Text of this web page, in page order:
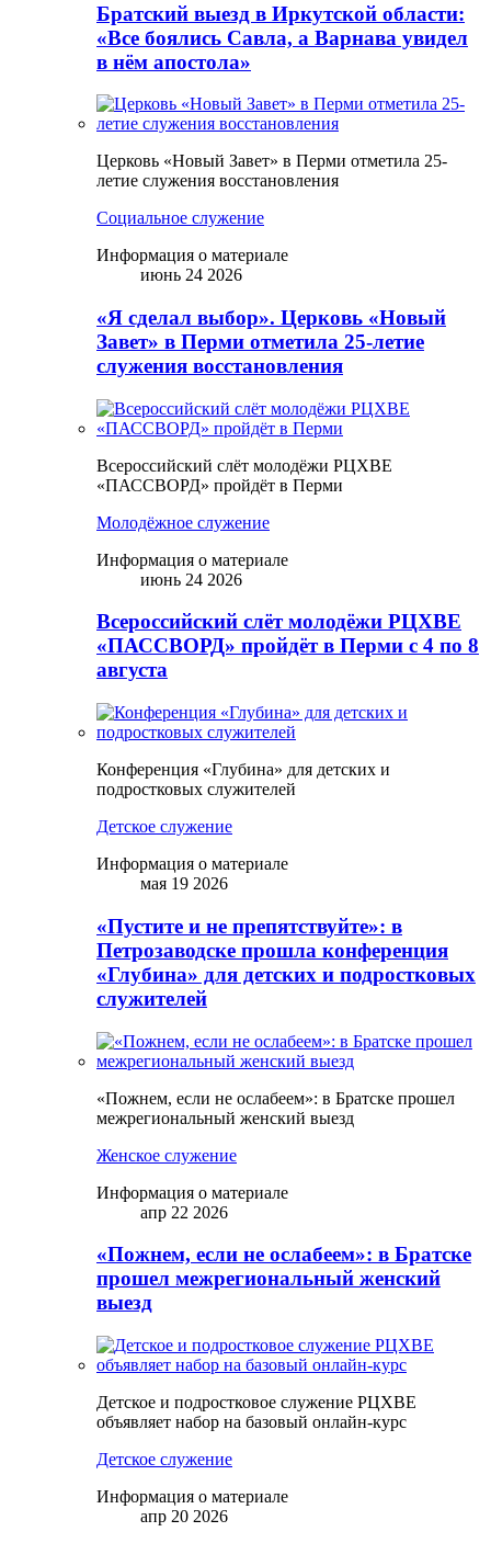
Братский выезд в Иркутской области:
«Все боялись Савла, а Варнава увидел
в нём апостола»
Церковь «Новый Завет» в Перми отметила 25-
летие служения восстановления
Социальное служение
Информация о материале
июнь 24 2026
«Я сделал выбор». Церковь «Новый
Завет» в Перми отметила 25-летие
служения восстановления
Всероссийский слёт молодёжи РЦХВЕ
«ПАССВОРД» пройдёт в Перми
Молодёжное служение
Информация о материале
июнь 24 2026
Всероссийский слёт молодёжи РЦХВЕ
«ПАССВОРД» пройдёт в Перми с 4 по 8
августа
Конференция «Глубина» для детских и
подростковых служителей
Детское служение
Информация о материале
мая 19 2026
«Пустите и не препятствуйте»: в
Петрозаводске прошла конференция
«Глубина» для детских и подростковых
служителей
«Пожнем, если не ослабеем»: в Братске прошел
межрегиональный женский выезд
Женское служение
Информация о материале
апр 22 2026
«Пожнем, если не ослабеем»: в Братске
прошел межрегиональный женский
выезд
Детское и подростковое служение РЦХВЕ
объявляет набор на базовый онлайн-курс
Детское служение
Информация о материале
апр 20 2026